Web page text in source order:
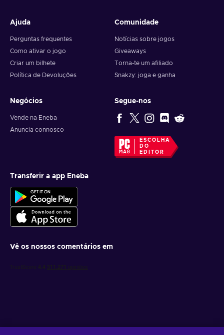
Ajuda
Perguntas frequentes
Como ativar o jogo
Criar um bilhete
Política de Devoluções
Comunidade
Notícias sobre jogos
Giveaways
Torna-te um afiliado
Snakzy: joga e ganha
Negócios
Vende na Eneba
Anuncia connosco
Segue-nos
ESCOLHA
DO
EDITOR
Transferir a app Eneba
Vê os nossos comentários em